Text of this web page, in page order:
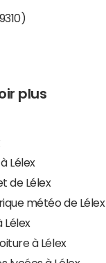
plus
Lélex
de Lélex
météo de Lélex
Lélex
à Lélex